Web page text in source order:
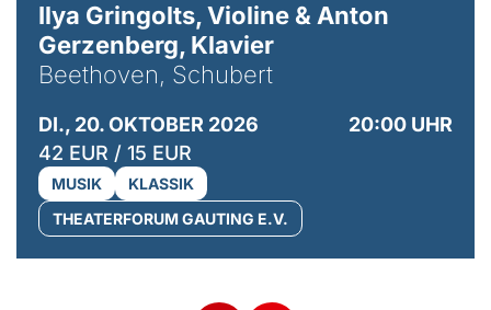
Ilya Gringolts, Violine & Anton
Gerzenberg, Klavier
Beethoven, Schubert
DI., 20. OKTOBER 2026
20:00 UHR
42 EUR / 15 EUR
MUSIK
KLASSIK
THEATERFORUM GAUTING E.V.